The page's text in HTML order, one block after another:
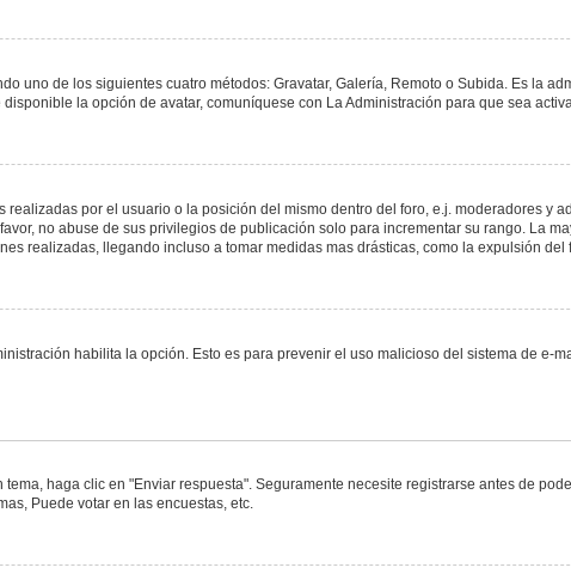
uno de los siguientes cuatro métodos: Gravatar, Galería, Remoto o Subida. Es la
la opción de avatar, comuníquese con La Administración para que sea
por el usuario o la posición del mismo dentro del foro, e.j. moderadores y
no abuse de sus privilegios de publicación solo para incrementar su rango. La
realizadas, llegando incluso a tomar medidas mas drásticas, como la expulsión del
habilita la opción. Esto es para prevenir el uso malicioso del sistema de e-
haga clic en "Enviar respuesta". Seguramente necesite registrarse antes de
Puede votar en las encuestas, etc.